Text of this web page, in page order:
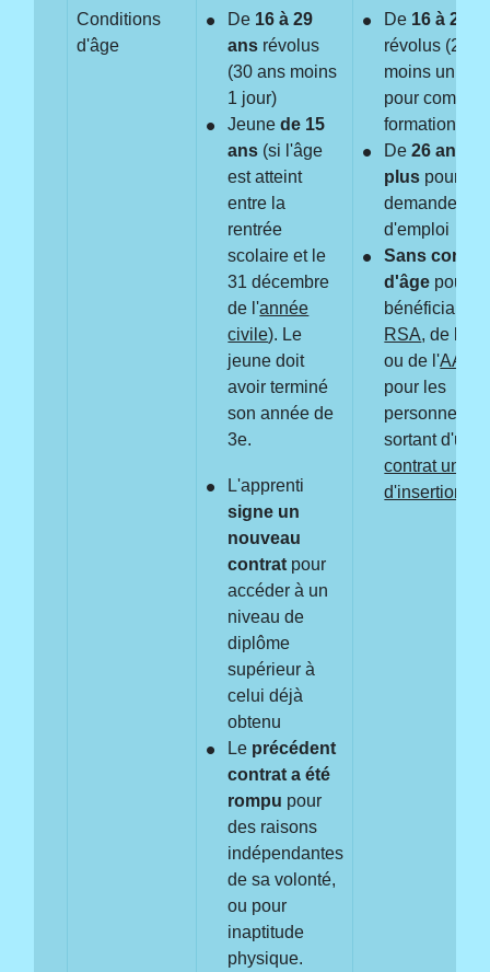
Conditions
d'âge
De 16 à 29
ans révolus
(30 ans moins
1 jour)
Jeunede 15
ans (si l'âge
est atteint
entre la
rentrée
scolaire et le
31 décembre
de l'année
civile). Le
jeune doit
avoir terminé
son année de
3e.
L'apprenti
signe un
nouveau
contrat pour
accéder à un
niveau de
diplôme
supérieur à
celui déjà
obtenu
Le précédent
contrat a été
rompu pour
des raisons
indépendantes
de sa volonté,
ou pour
inaptitude
physique.
De 16 à 25
révolus (26
moins un
pour
formation
De 26 ans et
plus pour les
demandeurs
d'emploi
Sans
d'âge pour
bénéficiaires
RSA, de l'
ou de l'AAH
pour les
personnes
sortant d'un
contrat
d'insertion